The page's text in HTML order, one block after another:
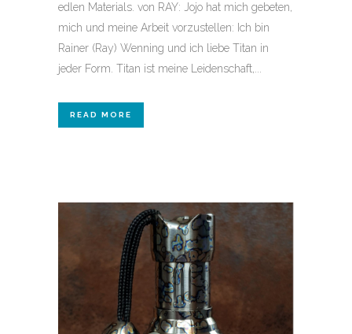
edlen Materials. von RAY: Jojo hat mich gebeten,
mich und meine Arbeit vorzustellen: Ich bin
Rainer (Ray) Wenning und ich liebe Titan in
jeder Form. Titan ist meine Leidenschaft,...
READ MORE